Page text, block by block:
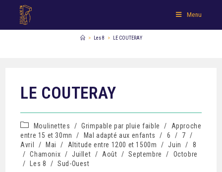
Menu
> Les 8 > LE COUTERAY
LE COUTERAY
Moulinettes / Grimpable par pluie faible /
Approche
entre 15 et 30mn
/ Mal adapté aux enfants / 6 / 7 /
Avril
/ Mai / Altitude entre 1200 et 1500m / Juin /
8
/ Chamonix / Juillet / Août / Septembre /
Octobre
/
Les 8 / Sud-Ouest